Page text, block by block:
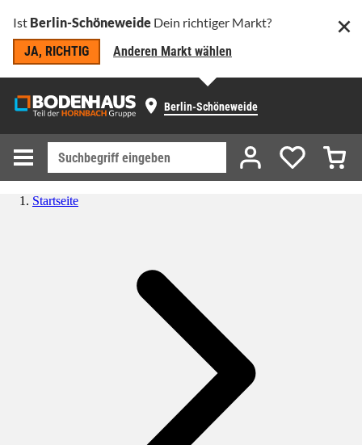
Ist Berlin-Schöneweide Dein richtiger Markt?
JA, RICHTIG
Anderen Markt wählen
Berlin-Schöneweide
Startseite